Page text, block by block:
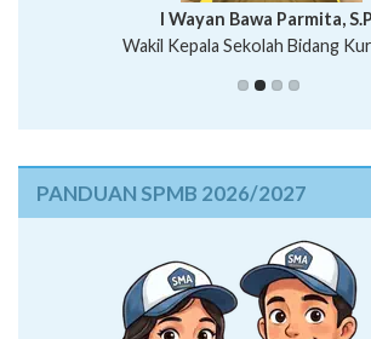
Putu Suhartana, S.Pd.
I Wayan Bawa Parmita,
Wakil Kepala Sekolah Bidang
I Wayan Gede Aditya Pratita,
Ni Wayan Nopi Sutantri,
PANDUAN SPMB 2026/2027